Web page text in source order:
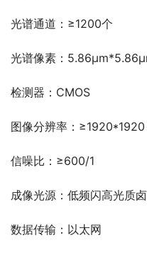
光谱通道：≥1200个
光谱像素：
检测器：CMOS
图像分辨率：≥1920*1920
信噪比：≥600/1
成像光源：低频闪高光质
数据传输：以太网